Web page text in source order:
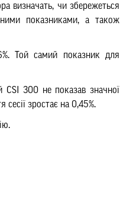
визначать, чи збережеться
показниками, а також
Той самий показник для
CSI 300 не показав значної
зростає на 0,45%.